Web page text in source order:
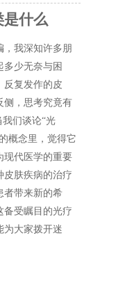
什么
，我深知许多朋
多少无奈与困
反复发作的皮
侧，思考究竟有
们谈论“光
概念里，觉得它
现代医学的重要
皮肤疾病的治疗
者带来新的希
备受瞩目的光疗
为大家拨开迷